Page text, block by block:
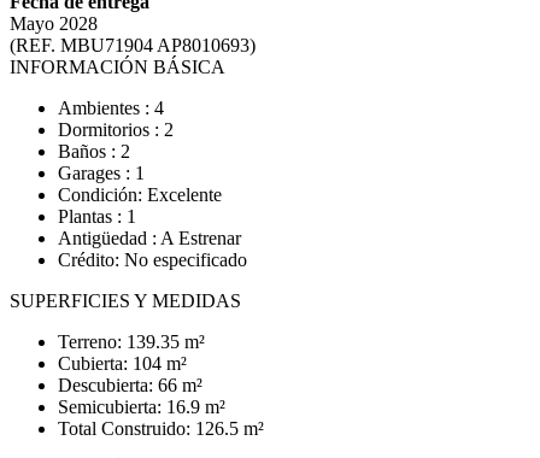
Mayo 2028
(REF. MBU71904 AP8010693)
INFORMACIÓN BÁSICA
Ambientes : 4
Dormitorios : 2
Baños : 2
Garages : 1
Condición: Excelente
Plantas : 1
Antigüedad : A Estrenar
Crédito: No especificado
SUPERFICIES Y MEDIDAS
Terreno: 139.35 m²
Cubierta: 104 m²
Descubierta: 66 m²
Semicubierta: 16.9 m²
Total Construido: 126.5 m²